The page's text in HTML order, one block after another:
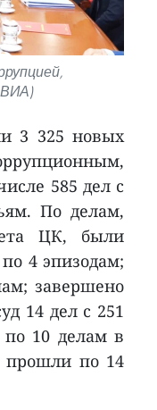
ВИА)
3 325 новых
585 дел с
По делам,
ЦК, были
4 эпизодам;
завершено
14 дел с 251
10 делам в
прошли по 14